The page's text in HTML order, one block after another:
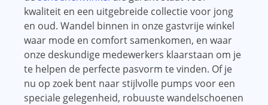
kwaliteit en een uitgebreide collectie voor jong
en oud. Wandel binnen in onze gastvrije winkel
waar mode en comfort samenkomen, en waar
onze deskundige medewerkers klaarstaan om je
te helpen de perfecte pasvorm te vinden. Of je
nu op zoek bent naar stijlvolle pumps voor een
speciale gelegenheid, robuuste wandelschoenen